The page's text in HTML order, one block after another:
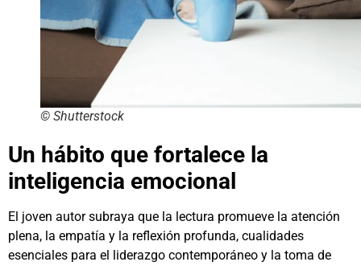
© Shutterstock
Un hábito que fortalece la
inteligencia emocional
El joven autor subraya que la lectura promueve la atención
plena, la empatía y la reflexión profunda, cualidades
esenciales para el liderazgo contemporáneo y la toma de